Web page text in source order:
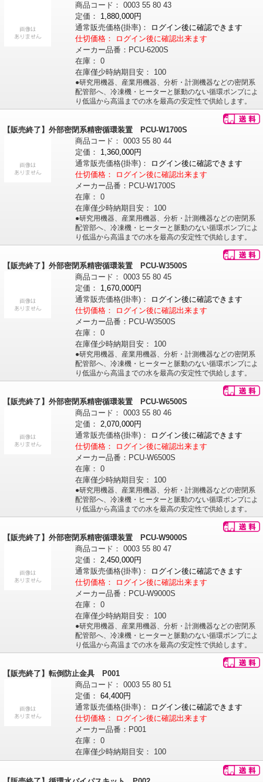
商品コード： 0003 55 80 43
定価：
1,880,000円
通常販売価格(掛率)：
ログイン後に確認できます
仕切価格：
ログイン後に確認出来ます
メーカー品番： PCU-6200S
在庫： 0
在庫僅少時納期目安：
100
●研究用機器、産業用機器、分析・計測機器などの密閉系
配管部へ、冷凍機・ヒーターと脈動のない循環ポンプによ
り低温から高温までの水を最高の安定性で供給します。
【販売終了】外部密閉系精密循環装置 PCU-W1700S
商品コード： 0003 55 80 44
定価：
1,360,000円
通常販売価格(掛率)：
ログイン後に確認できます
仕切価格：
ログイン後に確認出来ます
メーカー品番： PCU-W1700S
在庫： 0
在庫僅少時納期目安：
100
●研究用機器、産業用機器、分析・計測機器などの密閉系
配管部へ、冷凍機・ヒーターと脈動のない循環ポンプによ
り低温から高温までの水を最高の安定性で供給します。
【販売終了】外部密閉系精密循環装置 PCU-W3500S
商品コード： 0003 55 80 45
定価：
1,670,000円
通常販売価格(掛率)：
ログイン後に確認できます
仕切価格：
ログイン後に確認出来ます
メーカー品番： PCU-W3500S
在庫： 0
在庫僅少時納期目安：
100
●研究用機器、産業用機器、分析・計測機器などの密閉系
配管部へ、冷凍機・ヒーターと脈動のない循環ポンプによ
り低温から高温までの水を最高の安定性で供給します。
【販売終了】外部密閉系精密循環装置 PCU-W6500S
商品コード： 0003 55 80 46
定価： 2,070,000円
通常販売価格(掛率)：
ログイン後に確認できます
仕切価格：
ログイン後に確認出来ます
メーカー品番： PCU-W6500S
在庫： 0
在庫僅少時納期目安：
100
●研究用機器、産業用機器、分析・計測機器などの密閉系
配管部へ、冷凍機・ヒーターと脈動のない循環ポンプによ
り低温から高温までの水を最高の安定性で供給します。
【販売終了】外部密閉系精密循環装置 PCU-W9000S
商品コード： 0003 55 80 47
定価： 2,450,000円
通常販売価格(掛率)：
ログイン後に確認できます
仕切価格：
ログイン後に確認出来ます
メーカー品番： PCU-W9000S
在庫： 0
在庫僅少時納期目安：
100
●研究用機器、産業用機器、分析・計測機器などの密閉系
配管部へ、冷凍機・ヒーターと脈動のない循環ポンプによ
り低温から高温までの水を最高の安定性で供給します。
【販売終了】転倒防止金具 P001
商品コード： 0003 55 80 51
定価： 64,400円
通常販売価格(掛率)：
ログイン後に確認できます
仕切価格：
ログイン後に確認出来ます
メーカー品番： P001
在庫： 0
在庫僅少時納期目安：
100